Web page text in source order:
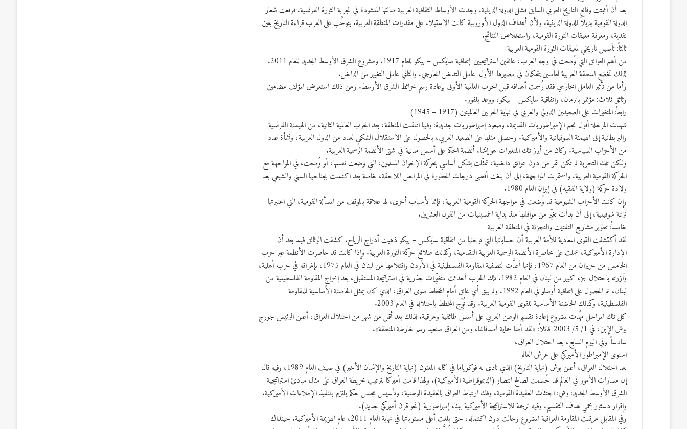
بعد أن أثبتت وقائع التاريخ العربي السابق فشل الدولة الدينية. وجدت الأوساط الثقافية العربية ضالتها المنشودة في تجربة الثورة الفرنسية. فرفعت شعار
الدولة القومية بديلاً للدولة الدينية. ولأن أهداف الدول الأوروبية كانت الاستيلاء على مقدرات المنطقة العربية. يتوجَّب على العرب قراءة التاريخ بعين
نقدية، ومعرفة معيقات الثورة القومية، واستخلاص النتائج.
ثالثاً: تأصيل تاريخي لمعيقات الثورة القومية العربية
من أهم العوائق التي وُضعت في وجه العرب، عائقين استراتيجيين: إتفاقية سايكس – بيكو للعام 1917. ومشروع الشرق الأوسط الجديد للعام 2011.
لذلك تخضع المنطقة العربية لعاملين يتحكمان في مصيرها: الأول: عامل التدخل الخارجي. والثاني عامل التغيير من الداخل.
وأما عن تأثير العامل الخارجي فقد رُسمت أهدافه قبل الحرب العالمية الأولى بإعادة رسم خرائط الشرق الأوسط. وعن ذلك استعرض المؤلف مضامين
وثائق ثلاث: مؤتمر بانرمان، واتفاقية سايكس – بيكو، ووعد بلفور.
رابعاً: المتغيرات على الصعيدين الدولي والعربي في نهاية الحربين العالميتين (1917 – 1945):
شهدت المرحلة أفول نجم الإمبراطوريات القديمة، وصعود إمبراطوريات جديدة: وفيها انتقلت المنطقة، بعد الحرب العالمية الثانية، من الهيمنة الفرنسية
والبريطانية إلى الهيمنة السوفياتية والأميركية. وحصل مثلها على الصعيد العربي، بالحصول على الاستقلال الشكلي لعدد من الدول العربية، ونشأة عدد
من الأحزاب السياسية. وكان من أبرز تلك المتغيرات هو إنشاء أنظمة الحكم على أسس مدنية في شتى الأنظمة الرسمية العربية.
ولكن تلك التجربة لم تكن لتمر من دون عوائق داخلية، تمثَّلت بشكل أساسي بحركة الإخوان المسلمين، التي وضعت نفسها، أو وُضعت، في المواجهة مع
الحركة القومية العربية. واستمرت المواجهة، إلى أن بلغت أقصى درجات الخطورة في المراحل اللاحقة، خاصة بعد اكتملت بجناحيها السني والشيعي بعد
ولادة حركة (ولاية الفقيه) في إيران العام 1980.
وإن كانت الأحزاب الشيوعية قد وُضعت في مواجهة الحركة القومية العربية، فإنما لأسباب أخرى، لها علاقة بالموقف من المسألة القومية، التي اعتبرتها
نزعة شوفينية، إلى أن بدأت تغيِّر من مواقفها منذ بداية الخمسينيات من القرن العشرين.
خامساً: تطوير مشاريع التفتيت والتجزئة في المنطقة العربية:
لقد أكتشفت القوى المعادية للأمة العربية أن حساباتها التي توختها من اتفاقية سايكس – بيكو ذهبت أدراج الرياح. كشفت الوثائق فيما بعد أن
الإدارة الأميركية، عملت على محاصرة الأنظمة الرسمية العربية التقدمية، وكذلك طلائع حركة الثورة العربية. وإذا كانت قد حاصرت الأنظمة عبر حرب
الخامس من حزيران من العام 1967، فإنها أعدَّت لتصفية المقاومة الفلسطينية في الأردن واقتلاعها من لبنان في العام 1975، بإغراقه في حرب أهلية،
وآزرته باحتلال جزء كبير من لبنان في العام 1982. تلك الحرب أحدثت متغيِّرات جذرية في استراتيجة المستقبل، بعد إخراج المقاومة الفلسطينية من
لبنان، تم الحصول على اتفاقية أوسلو في العام 1992. ولم يبق أي عائق أمام المخطط سوى العراق، الذي كان يمثل الحاضنة الأساسية للمقاومة
الفلسطينية، وكذلك الحاضنة الأساسية للقوى القومية العربية. وقد تُوِّج المخطط باحتلاله في العام 2003.
كل تلك المراحل مهَّدت لمشروع إعادة تقسيم الوطن العربي على أسس طائفية وعرقية. لذلك بعد أقل من شهر من احتلال العراق، أعلن الرئيس جورج
بوش الإبن، في 1/ 5/ 2003: قائلاً: «لقد أمنا حماية أصدقائنا، ومن العراق سنعيد رسم خارطة المنطقة».
سادساً: وفي اليوم السابع، بعد احتلال العراق،
استوى الإمبراطور الأميركي على عرش العالم
بعد احتلال العراق، أعلن بوش (نهاية التاريخ) الذي نادى به فوكوياما في كتابه المعنون (نهاية التاريخ والإنسان الأخير) في صيف العام 1989، وفيه قال
إن مسارات الأمور في العالم قد حُسمت لصالح انتصار (الديموقراطية الأميركية). ولهذا قامت أميركا بترتيب خريطة العراق على مثال مبادئ استراتيجية
الشرق الأوسط الجديد: وهي: اجتثاث العقيدة القومية، وفك ارتباط العراق بالعقيدة الوطنية، وتأسيس مجلس حكم يلتزم بتنفيذ الإملاءات الأميركية.
وإقرار دستور يحمي هدف التقسيم. وفيه ترجمة للاستراتيجة الأميركية ببناء إمبراطورية (نحو قرن أميركي جديد).
وفي المقابل عرقلت المقاومة العراقية المشروع وحالت دون اكتماله، حتى بلغت أعلى مستوياتها في نهاية العام 2011، عام الهزيمة الأميركية. حينذاك